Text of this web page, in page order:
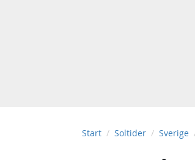
Start Soltider Sverige